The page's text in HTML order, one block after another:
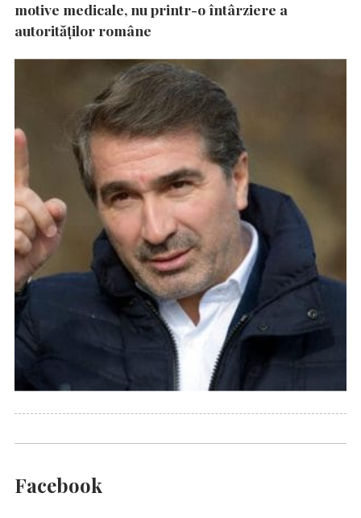
motive medicale, nu printr-o întârziere a
autorităţilor române
Facebook